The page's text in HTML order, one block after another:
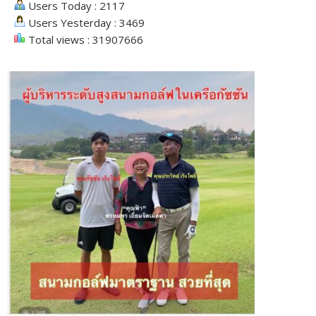
Users Today : 2117
Users Yesterday : 3469
Total views : 31907666